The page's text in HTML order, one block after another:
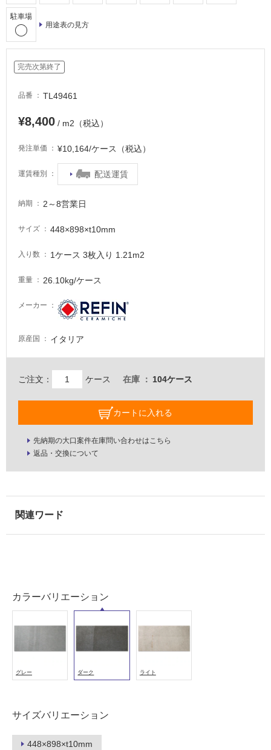
駐車場
用途表の見方
完売次第終了
品番 TL49461
¥8,400 / m2（税込）
発注単価 ¥10,164/ケース（税込）
運賃種別 配送運賃
納期 2～8営業日
サイズ 448×898×t10mm
入り数 1ケース 3枚入り 1.21m2
重量 26.10kg/ケース
メーカー
原産国 イタリア
ご注文： ケース 在庫 104ケース
カートに入れる
先納期の大口案件在庫問い合わせはこちら
返品・交換について
カラーバリエーション
グレー ダーク ライト
サイズバリエーション
448×898×t10mm
に
適
い
る
適
て
る
意
が
要
し
い
な
い
屋
内
壁・
壁・
壁
可
能
可